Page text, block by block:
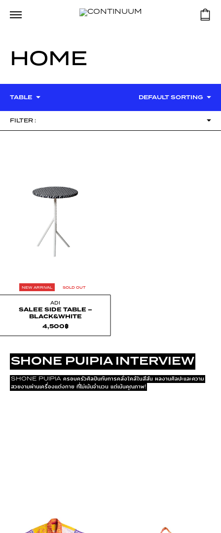
HOME
TABLE DEFAULT SORTING
FILTER :
NEW ARRIVAL SOLD OUT
ADI
SALEE SIDE TABLE –
BLACK&WHITE
4,500฿
SHONE PUIPIA INTERVIEW
SHONE PUIPIA ครอบครัวศิลปินกับการคลั่งใคล้ในสีสัน ผลงานศิลปะและความ
สวยงามผ่านเครื่องแต่งกาย ที่ไม่เน้นจำนวน แต่เน้นคุณภาพ!